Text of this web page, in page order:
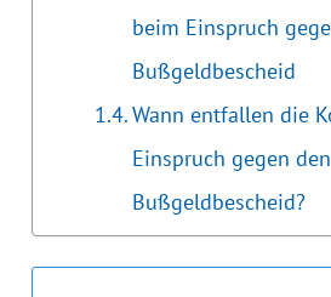
beim Einspruch
Bußgeldbescheid
Wann entfallen die
Einspruch gegen den
Bußgeldbescheid?